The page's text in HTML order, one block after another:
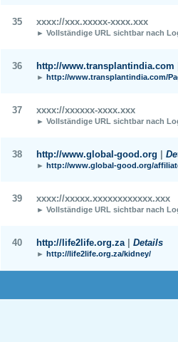
35 xxxx://xxx.xxxxx-xxxx.xxx
► Vollständige URL sichtbar nach
36 http://www.transplantindia.com
► http://www.transplantindia.com/
37 xxxx://xxxxxx-xxxx.xxx
► Vollständige URL sichtbar nach
38 http://www.global-good.org
► http://www.global-good.org/
39 xxxx://xxxxx.xxxxxxxxxxxx.xxx
► Vollständige URL sichtbar nach
40 http://life2life.org.za Details
► http://life2life.org.za/kidney/